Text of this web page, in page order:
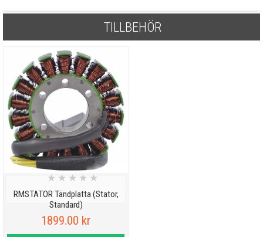
TILLBEHÖR
RMSTATOR Tändplatta (Stator,
Standard)
★ ★ ★ ★ ★
1899.00 kr